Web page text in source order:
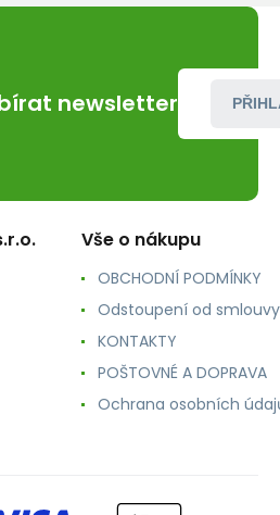
newsletter
Vše o nákupu
OBCHODNÍ PODMÍNKY
Odstoupení od smlouvy
KONTAKTY
POŠTOVNÉ A DOPRAVA
Ochrana osobních